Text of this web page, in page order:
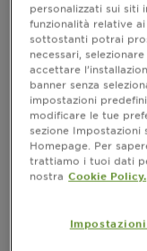
LA MIA
Garnier
personalizzati sui
funzionalità relative
sottostanti potrai
necessari,
accettare
banner senza
impostazioni
modificare le tue
sezione
Homepage. Per
trattiamo i tuoi dati
nostra Cookie Policy.